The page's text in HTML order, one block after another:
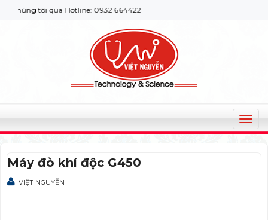
tôi qua Hotline: 0932 664422
T
o
Máy đò khí độc G450
VIỆT NGUYỄN